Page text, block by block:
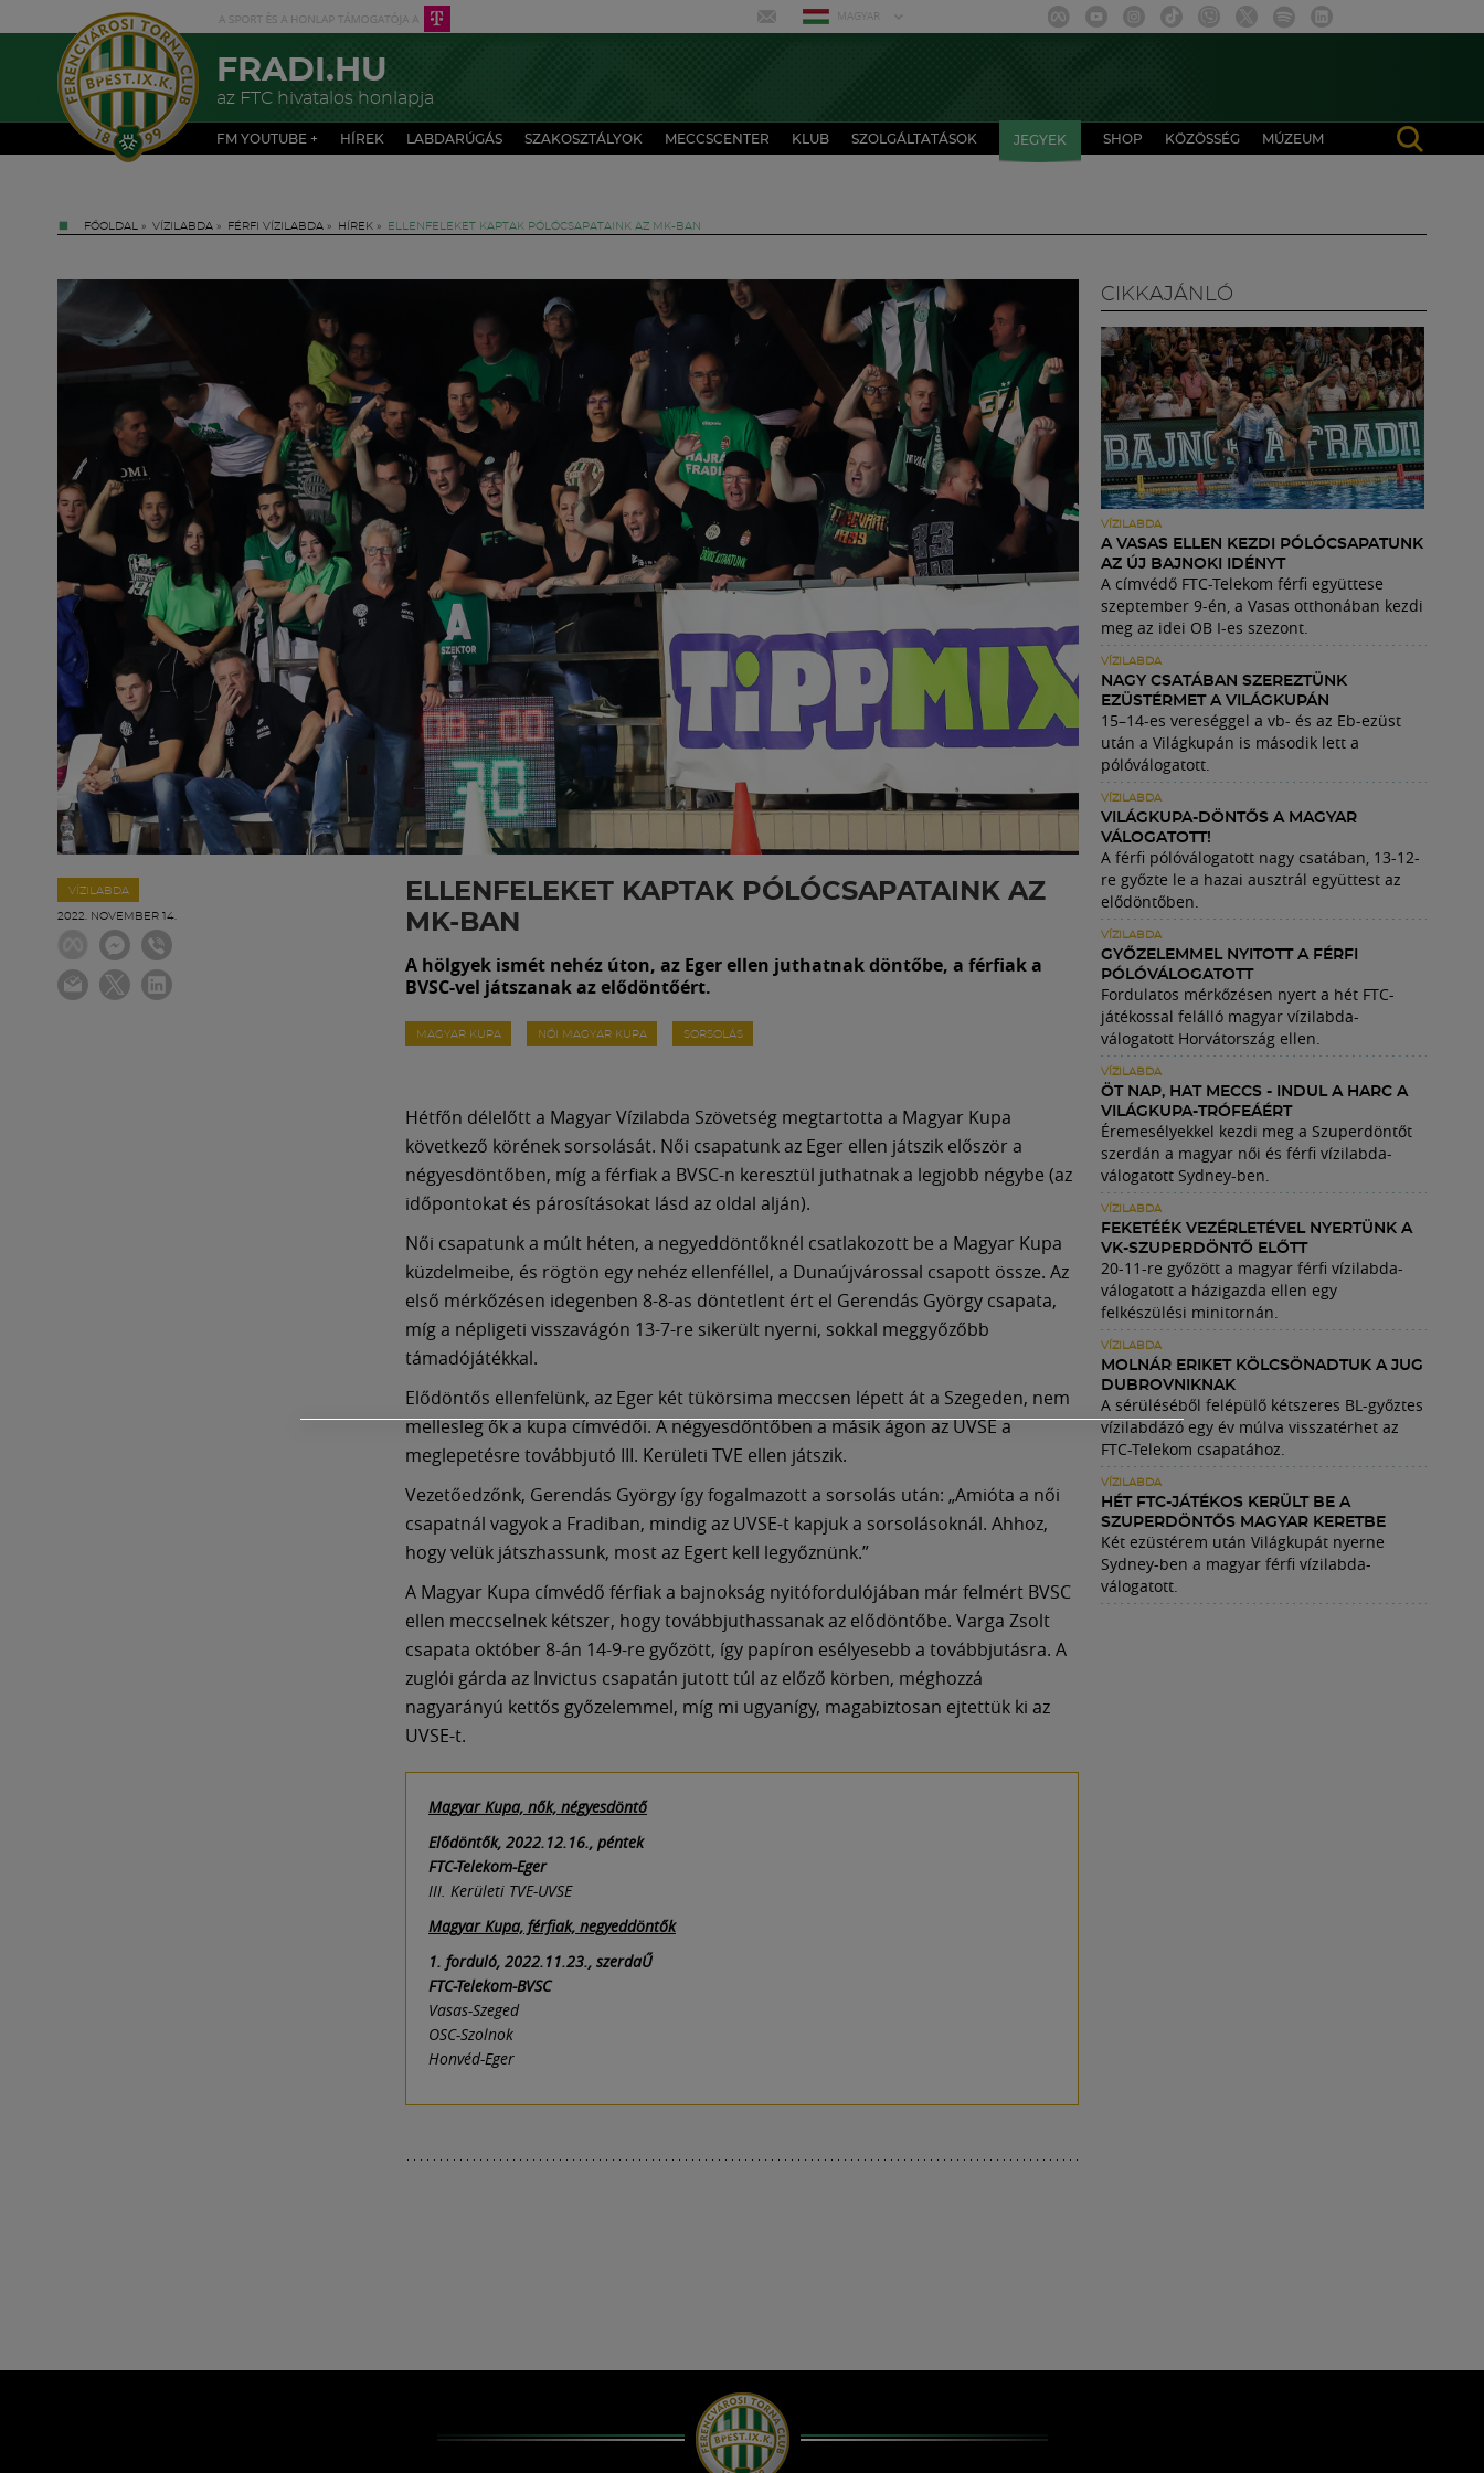
MAGYAR
FRADI.HU
az FTC hivatalos honlapja
FM YOUTUBE + HÍREK LABDARÚGÁS SZAKOSZTÁLYOK MECCSCENTER KLUB SZOLGÁLTATÁSOK JEGYEK SHOP KÖZÖSSÉG MÚZEUM
FŐOLDAL » VÍZILABDA » FÉRFI VÍZILABDA » HÍREK » ELLENFELEKET KAPTAK PÓLÓCSAPATAINK AZ MK-BAN
VÍZILABDA
2022. NOVEMBER 14.
ELLENFELEKET KAPTAK PÓLÓCSAPATAINK AZ
MK-BAN
A hölgyek ismét nehéz úton, az Eger ellen juthatnak döntőbe, a férfiak a
BVSC-vel játszanak az elődöntőért.
MAGYAR KUPA NŐI MAGYAR KUPA SORSOLÁS
Hétfőn délelőtt a Magyar Vízilabda Szövetség megtartotta a Magyar Kupa
következő körének sorsolását. Női csapatunk az Eger ellen játszik először a
négyesdöntőben, míg a férfiak a BVSC-n keresztül juthatnak a legjobb négybe (az
időpontokat és párosításokat lásd az oldal alján).
Női csapatunk a múlt héten, a negyeddöntőknél csatlakozott be a Magyar Kupa
küzdelmeibe, és rögtön egy nehéz ellenféllel, a Dunaújvárossal csapott össze. Az
első mérkőzésen idegenben 8-8-as döntetlent ért el Gerendás György csapata,
míg a népligeti visszavágón 13-7-re sikerült nyerni, sokkal meggyőzőbb
támadójátékkal.
Elődöntős ellenfelünk, az Eger két tükörsima meccsen lépett át a Szegeden, nem
mellesleg ők a kupa címvédői. A négyesdőntőben a másik ágon az UVSE a
meglepetésre továbbjutó III. Kerületi TVE ellen játszik.
Vezetőedzőnk, Gerendás György így fogalmazott a sorsolás után: „Amióta a női
csapatnál vagyok a Fradiban, mindig az UVSE-t kapjuk a sorsolásoknál. Ahhoz,
hogy velük játszhassunk, most az Egert kell legyőznünk.”
A Magyar Kupa címvédő férfiak a bajnokság nyitófordulójában már felmért BVSC
ellen meccselnek kétszer, hogy továbbjuthassanak az elődöntőbe. Varga Zsolt
csapata október 8-án 14-9-re győzött, így papíron esélyesebb a továbbjutásra. A
zuglói gárda az Invictus csapatán jutott túl az előző körben, méghozzá
nagyarányú kettős győzelemmel, míg mi ugyanígy, magabiztosan ejtettük ki az
UVSE-t.
Magyar Kupa, nők, négyesdöntő
Elődöntők, 2022.12.16., péntek
FTC-Telekom-Eger
III. Kerületi TVE-UVSE
Magyar Kupa, férfiak, negyeddöntők
1. forduló, 2022.11.23., szerdaŰ
FTC-Telekom-BVSC
Vasas-Szeged
OSC-Szolnok
Honvéd-Eger
CIKKAJÁNLÓ
VÍZILABDA
A VASAS ELLEN KEZDI PÓLÓCSAPATUNK
AZ ÚJ BAJNOKI IDÉNYT
A címvédő FTC-Telekom férfi együttese
szeptember 9-én, a Vasas otthonában kezdi
meg az idei OB I-es szezont.
VÍZILABDA
NAGY CSATÁBAN SZEREZTÜNK
EZÜSTÉRMET A VILÁGKUPÁN
15–14-es vereséggel a vb- és az Eb-ezüst
után a Világkupán is második lett a
pólóválogatott.
VÍZILABDA
VILÁGKUPA-DÖNTŐS A MAGYAR
VÁLOGATOTT!
A férfi pólóválogatott nagy csatában, 13-12-
re győzte le a hazai ausztrál együttest az
elődöntőben.
VÍZILABDA
GYŐZELEMMEL NYITOTT A FÉRFI
PÓLÓVÁLOGATOTT
Fordulatos mérkőzésen nyert a hét FTC-
játékossal felálló magyar vízilabda-
válogatott Horvátország ellen.
VÍZILABDA
ÖT NAP, HAT MECCS - INDUL A HARC A
VILÁGKUPA-TRÓFEÁÉRT
Éremesélyekkel kezdi meg a Szuperdöntőt
szerdán a magyar női és férfi vízilabda-
válogatott Sydney-ben.
VÍZILABDA
FEKETÉÉK VEZÉRLETÉVEL NYERTÜNK A
VK-SZUPERDÖNTŐ ELŐTT
20-11-re győzött a magyar férfi vízilabda-
válogatott a házigazda ellen egy
felkészülési minitornán.
VÍZILABDA
MOLNÁR ERIKET KÖLCSÖNADTUK A JUG
DUBROVNIKNAK
A sérüléséből felépülő kétszeres BL-győztes
vízilabdázó egy év múlva visszatérhet az
FTC-Telekom csapatához.
VÍZILABDA
HÉT FTC-JÁTÉKOS KERÜLT BE A
SZUPERDÖNTŐS MAGYAR KERETBE
Két ezüstérem után Világkupát nyerne
Sydney-ben a magyar férfi vízilabda-
válogatott.